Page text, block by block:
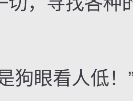
眼看人低！”